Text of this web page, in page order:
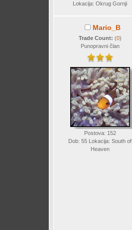
Lokacija: Okrug Gornji
Mario_B
Trade Count: (0)
Punopravni član
Postova: 152
Dob: 55 Lokacija: South of
Heaven